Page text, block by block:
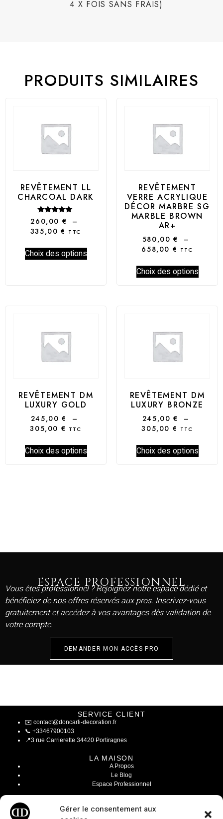
Gérer le consentement aux
4 X FOIS SANS FRAIS)
PRODUITS SIMILAIRES
REVÊTEMENT LL
CHARCOAL DARK
Note
5.00
sur 5
260,00 €
–
335,00€ TTC
Choix des options
REVÊTEMENT
VERRE ACRYLIQUE
DÉCOR MARBRE SG
MARBLE BROWN
AR+
580,00€
–
658,00 € TTC
Choix des options
REVÊTEMENT DM
LUXURY GOLD
245,00€
–
305,00 € TTC
Choix des options
REVÊTEMENT DM
LUXURY BRONZE
245,00€
–
305,00 € TTC
Choix des options
ESPACE PROFESSIONNEL
Vous êtes professionnel ? Rejoignez notre espace dédié et
bénéficiez de nos offres réservés aux pros. Inscrivez-vous
gratuitement et accédez à vos avantages dès validation de
votre compte.
DEMANDER MON ACCÈS PRO
SERVICE CLIENT
✉️ contact@doncarli-decoration.fr
📞 +33467900103
📍3 rue Carrierette 34420 Portiragnes
LA MAISON
A Propos
Le Blog
Espace Professionnel
Mentions Légales